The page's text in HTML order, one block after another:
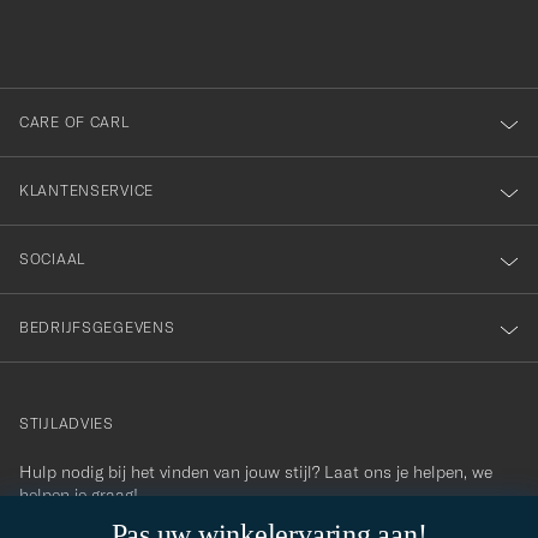
onze
nieuwsbrief!
CARE OF CARL
KLANTENSERVICE
SOCIAAL
BEDRIJFSGEGEVENS
contact@careofcarl.com
STIJLADVIES
Hulp nodig bij het vinden van jouw stijl? Laat ons je helpen, we
helpen je graag!